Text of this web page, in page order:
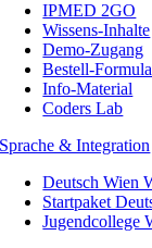
IPMED 2GO
Wissens-Inhalte
Demo-Zugang
Bestell-
Info-Material
Coders Lab
Sprache & Integration
Deutsch Wien
Startpaket
Jugendcollege